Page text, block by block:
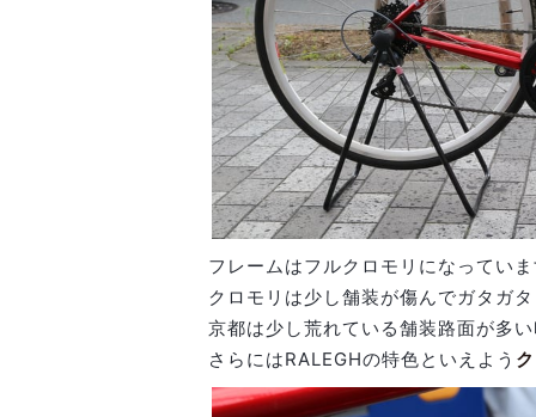
フレームはフルクロモリになってい
クロモリは少し舗装が傷んでガタガ
京都は少し荒れている舗装路面が多
さらにはRALEGHの特色といえよう